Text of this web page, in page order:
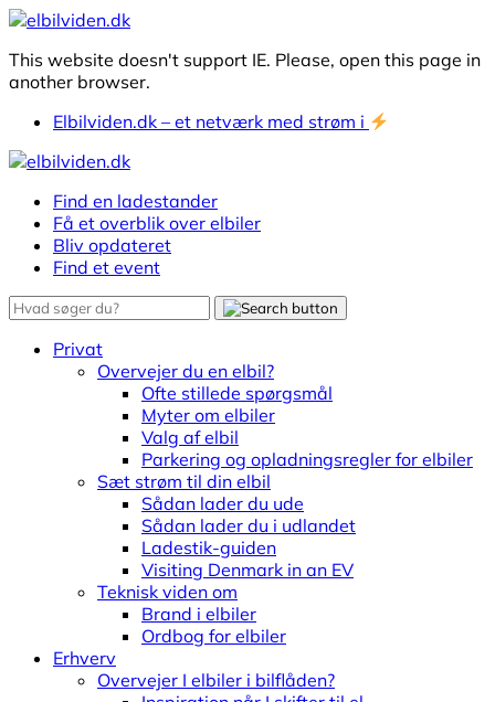
This website doesn't support IE. Please, open this page in
another browser.
Elbilviden.dk – et netværk med strøm i
Find en ladestander
Få et overblik over elbiler
Bliv opdateret
Find et event
Privat
Overvejer du en elbil?
Ofte stillede spørgsmål
Myter om elbiler
Valg af elbil
Parkering og opladningsregler for elbiler
Sæt strøm til din elbil
Sådan lader du ude
Sådan lader du i udlandet
Ladestik-guiden
Visiting Denmark in an EV
Teknisk viden om
Brand i elbiler
Ordbog for elbiler
Erhverv
Overvejer I elbiler i bilflåden?